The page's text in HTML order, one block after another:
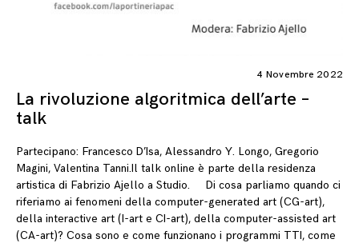
4 Novembre 2022
La rivoluzione algoritmica dell’arte –
talk
Partecipano: Francesco D’Isa, Alessandro Y. Longo, Gregorio
Magini, Valentina Tanni.Il talk online è parte della residenza
artistica di Fabrizio Ajello a Studio. Di cosa parliamo quando ci
riferiamo ai fenomeni della computer-generated art (CG-art),
della interactive art (I-art e CI-art), della computer-assisted art
(CA-art)? Cosa sono e come funzionano i programmi TTI, come